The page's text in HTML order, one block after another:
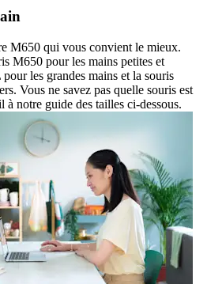
M650 qui vous convient le mieux.
M650 pour les mains petites et
les grandes mains et la souris
Vous ne savez pas quelle souris est
notre guide des tailles ci-dessous.